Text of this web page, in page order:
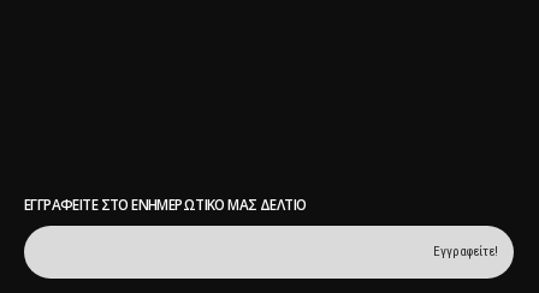
ΕΓΓΡΑΦΕΊΤΕ ΣΤΟ ΕΝΗΜΕΡΩΤΙΚΌ ΜΑΣ ΔΕΛΤΊΟ